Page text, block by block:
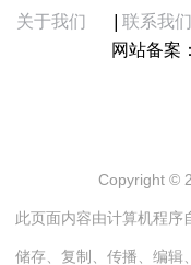
关于我们 联系我们
网站备案：
Copyright ©
此页面内容由计算机程序
储存、复制、传播、编辑